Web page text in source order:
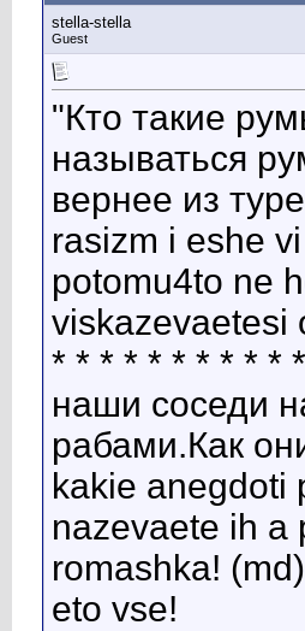
stella-stella
Guest
"Кто такие
называться
вернее из
rasizm i eshe
potomu4to ne
viskazevaetesi
* * * * * * * * * *
наши соседи
рабами.Как
kakie anegdoti
nazevaete ih a
romashka!
eto vse!